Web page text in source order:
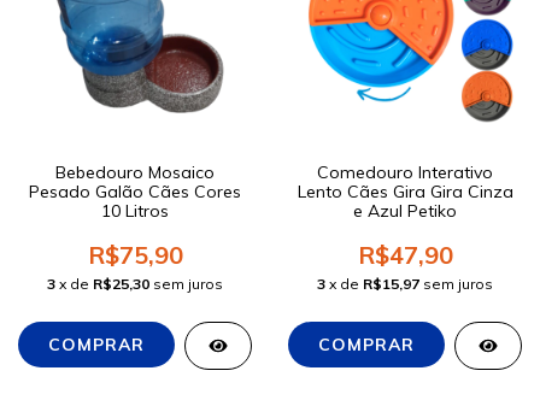
Bebedouro Mosaico
Pesado Galão Cães Cores
10 Litros
R$75,90
3 x de R$25,30 sem juros
Comedouro Interativo
Lento Cães Gira Gira Cinza
e Azul Petiko
R$47,90
3 x de R$15,97 sem juros